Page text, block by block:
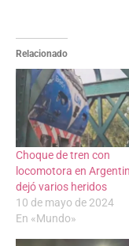
Relacionado
Choque de tren con
locomotora en
dejó varios heridos
10 de mayo de 2024
En «Mundo»